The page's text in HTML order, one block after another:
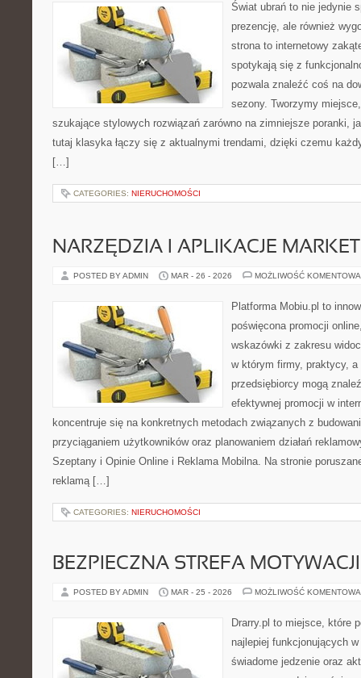
Świat ubrań to nie jedynie
prezencję, ale również
strona to internetowy
spotykają się z
pozwala znaleźć coś na
sezony. Tworzymy
szukające stylowych rozwiązań zarówno na zimniejsze poranki,
tutaj klasyka łączy się z aktualnymi trendami, dzięki czemu
[…]
CATEGORIES: NIERUCHOMOŚCI
NARZĘDZIA I APLIKACJE
POSTED BY ADMIN MAR - 26 - 2026 MOŻLIWOŚĆ
Platforma Mobiu.pl to
poświęcona promocji
wskazówki z zakresu
w którym firmy, praktycy,
przedsiębiorcy mogą
efektywnej promocji w
koncentruje się na konkretnych metodach związanych z
przyciąganiem użytkowników oraz planowaniem działań
Szeptany i Opinie Online i Reklama Mobilna. Na stronie
reklamą […]
CATEGORIES: NIERUCHOMOŚCI
BEZPIECZNA STREFA MOTYWACJI
POSTED BY ADMIN MAR - 25 - 2026 MOŻLIWOŚĆ
Drarry.pl to miejsce, które
najlepiej funkcjonujących
świadome jedzenie oraz